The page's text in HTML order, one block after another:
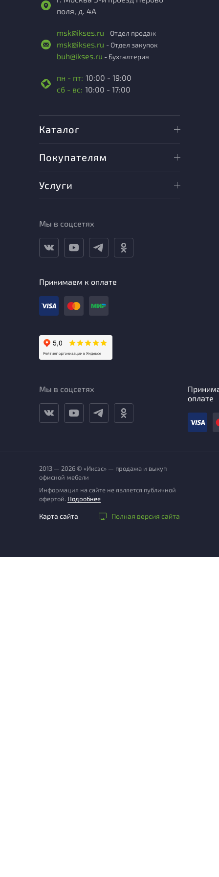
поля, д. 4А
msk@ikses.ru - Отдел продаж
msk@ikses.ru - Отдел закупок
buh@ikses.ru - Бухгалтерия
пн - пт: 10:00 - 19:00
сб - вс: 10:00 - 17:00
Каталог
Покупателям
Услуги
Мы в соцсетях
Принимаем к оплате
Мы в соцсетях
оплате
2013 — 2026 © «Иксэс» — продажа и выкуп
офисной мебели
Информация на сайте не является публичной
офертой. Подробнее
Карта сайта Полная версия сайта